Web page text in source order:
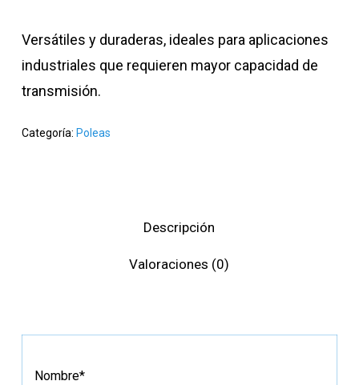
Versátiles y duraderas, ideales para aplicaciones
industriales que requieren mayor capacidad de
transmisión.
Categoría: Poleas
Descripción
Valoraciones (0)
Nombre*